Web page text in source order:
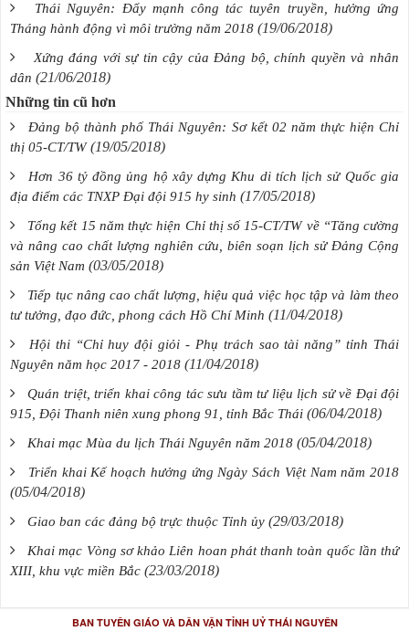
Thái Nguyên: Đẩy mạnh công tác tuyên truyền, hưởng ứng
Tháng hành động vì môi trường năm 2018 (19/06/2018)
Xứng đáng với sự tin cậy của Đảng bộ, chính quyền và nhân
dân (21/06/2018)
Những tin cũ hơn
Đảng bộ thành phố Thái Nguyên: Sơ kết 02 năm thực hiện Chỉ
thị 05-CT/TW (19/05/2018)
Hơn 36 tỷ đồng ủng hộ xây dựng Khu di tích lịch sử Quốc gia
địa điểm các TNXP Đại đội 915 hy sinh (17/05/2018)
Tổng kết 15 năm thực hiện Chỉ thị số 15-CT/TW về “Tăng cường
và nâng cao chất lượng nghiên cứu, biên soạn lịch sử Đảng Cộng
sản Việt Nam (03/05/2018)
Tiếp tục nâng cao chất lượng, hiệu quả việc học tập và làm theo
tư tưởng, đạo đức, phong cách Hồ Chí Minh (11/04/2018)
Hội thi “Chỉ huy đội giỏi - Phụ trách sao tài năng” tỉnh Thái
Nguyên năm học 2017 - 2018 (11/04/2018)
Quán triệt, triển khai công tác sưu tầm tư liệu lịch sử về Đại đội
915, Đội Thanh niên xung phong 91, tỉnh Bắc Thái (06/04/2018)
Khai mạc Mùa du lịch Thái Nguyên năm 2018 (05/04/2018)
Triển khai Kế hoạch hưởng ứng Ngày Sách Việt Nam năm 2018
(05/04/2018)
Giao ban các đảng bộ trực thuộc Tỉnh ủy (29/03/2018)
Khai mạc Vòng sơ khảo Liên hoan phát thanh toàn quốc lần thứ
XIII, khu vực miền Bắc (23/03/2018)
BAN TUYÊN GIÁO VÀ DÂN VẬN TỈNH UỶ THÁI NGUYÊN